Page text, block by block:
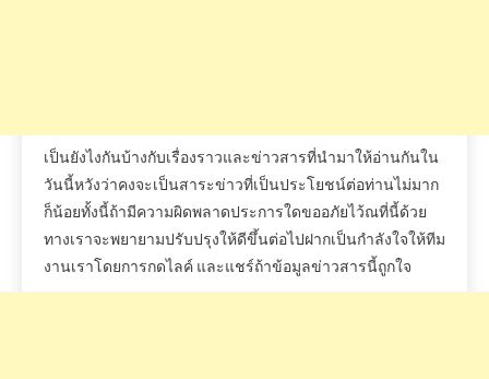
เป็นยังไงกันบ้างกับเรื่องราวและข่าวสารที่นำมาให้อ่านกันใน
วันนี้หวังว่าคงจะเป็นสาระข่าวที่เป็นประโยชน์ต่อท่านไม่มาก
ก็น้อยทั้งนี้ถ้ามีความผิดพลาดประการใดขออภัยไว้ณที่นี้ด้วย
ทางเราจะพยายามปรับปรุงให้ดีขึ้นต่อไปฝากเป็นกำลังใจให้ทีม
งานเราโดยการกดไลค์ และแชร์ถ้าข้อมูลข่าวสารนี้ถูกใจ